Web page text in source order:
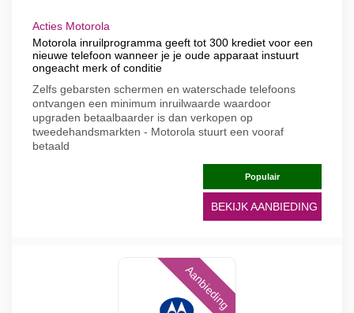
Acties Motorola
Motorola inruilprogramma geeft tot 300 krediet voor een
nieuwe telefoon wanneer je je oude apparaat instuurt
ongeacht merk of conditie
Zelfs gebarsten schermen en waterschade telefoons
ontvangen een minimum inruilwaarde waardoor
upgraden betaalbaarder is dan verkopen op
tweedehandsmarkten - Motorola stuurt een vooraf
betaald
Populair
BEKIJK AANBIEDING
Aanbieding